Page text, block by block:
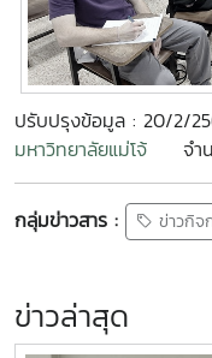
ปรับปรุงข้อมูล : 20/2/
มหาวิทยาลัยแม่โจ้
จำ
กลุ่มข่าวสาร : ข่าวกิจ
ข่าวล่าสุด